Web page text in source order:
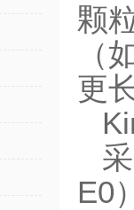
颗
（
更
E0